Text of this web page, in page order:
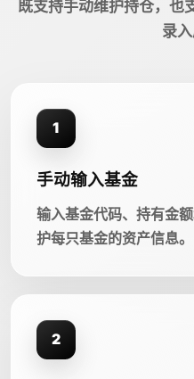
既支持手动维护持仓，也
录入
1
手动输入基金
输入基金代码、持有金
护每只基金的资产信息。
2